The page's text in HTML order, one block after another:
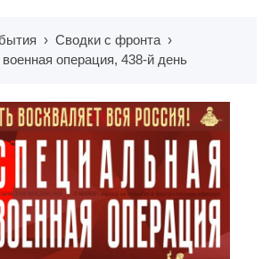
› Сводки с фронта ›
операция, 438-й день